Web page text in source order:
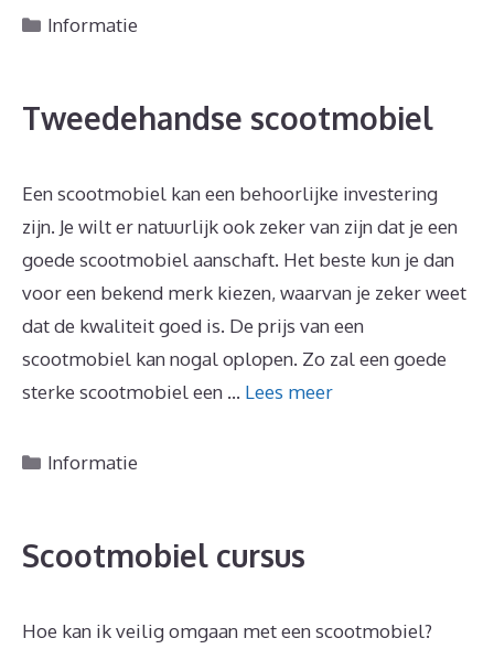
Categorieën
Informatie
Tweedehandse scootmobiel
Een scootmobiel kan een behoorlijke investering
zijn. Je wilt er natuurlijk ook zeker van zijn dat je een
goede scootmobiel aanschaft. Het beste kun je dan
voor een bekend merk kiezen, waarvan je zeker weet
dat de kwaliteit goed is. De prijs van een
scootmobiel kan nogal oplopen. Zo zal een goede
sterke scootmobiel een … Lees meer
Categorieën
Informatie
Scootmobiel cursus
Hoe kan ik veilig omgaan met een scootmobiel?